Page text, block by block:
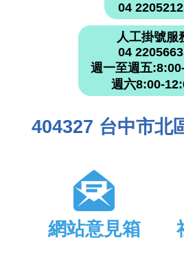
04
人工掛號服
04
週一至週五
週六8:00-
404327 台中市北
網站意見箱